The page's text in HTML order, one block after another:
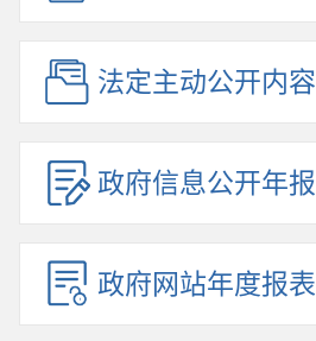
法定主动公开内容
政府信息公开年报
政府网站年度报表